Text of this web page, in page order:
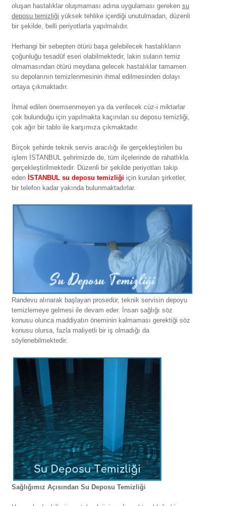
oluşan hastalıklar oluşmaması adına uygulaması gereken su
deposu temizliği yüksek tehlike içerdiği unutulmadan, düzenli
bir şekilde, belli periyotlarla yapılmalıdır.
Herhangi bir sebepten ötürü başa gelebilecek hastalıkların
çoğunluğu tesadüf eseri olabilmektedir, lakin suların temiz
olmamasından ötürü meydana gelecek hastalıklar tamamen
su depolarının temizlenmesinin ihmal edilmesinden dolayı
ortaya çıkmaktadır.
İhmal edilen önemsenmeyen ya da verilecek cüz-i miktarlar
çok bulunduğu için yapılmakta kaçınılan su deposu temizliği,
çok ağır bir tablo ile karşımıza çıkmaktadır.
Birçok şehirde teknik servis aracılığı ile gerçekleştirilen bu
işlem İSTANBUL şehrimizde de, tüm ilçelerinde de rahatlıkla
gerçekleştirilmektedir. Düzenli bir şekilde periyotları takip
eden İSTANBUL su deposu temizliği için kurulan şirketler,
bir telefon kadar yakında bulunmaktadırlar.
Randevu alınarak başlayan prosedür, teknik servisin depoyu
temizlemeye gelmesi ile devam eder. İnsan sağlığı söz
konusu olunca maddiyatın öneminin kalmaması gerektiği söz
konusu olursa, fazla maliyetli bir iş olmadığı da
söylenebilmektedir.
Sağlığımız Açısından Su Deposu Temizliği